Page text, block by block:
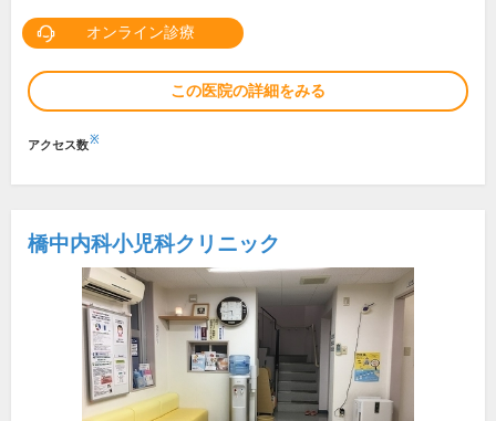
オンライン診療
この医院の詳細をみる
アクセス数※
橋中内科小児科クリニック